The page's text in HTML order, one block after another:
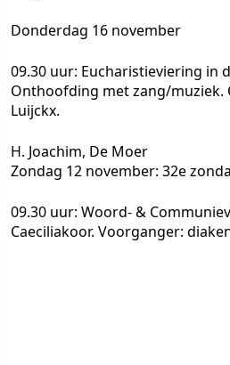
Donderdag 16 november
09.30 uur: Eucharistieviering in
Onthoofding met zang/muziek.
Luijckx.
H. Joachim, De Moer
Zondag 12 november: 32e
09.30 uur: Woord- &
Caeciliakoor. Voorganger: